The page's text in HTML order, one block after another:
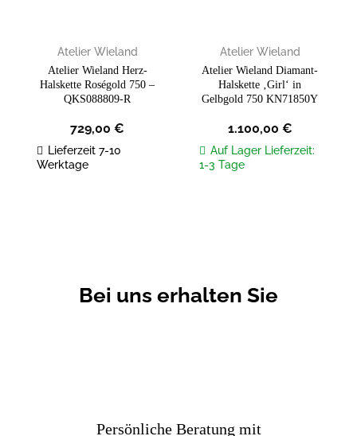
Atelier Wieland
Atelier Wieland Herz-
Halskette Roségold 750 –
QKS088809-R
729,00 €
Lieferzeit 7-10
Werktage
Atelier Wieland
Atelier Wieland Diamant-
Halskette ‚Girl‘ in
Gelbgold 750 KN71850Y
1.100,00 €
Auf Lager Lieferzeit:
1-3 Tage
Bei uns erhalten Sie
Persönliche Beratung mit